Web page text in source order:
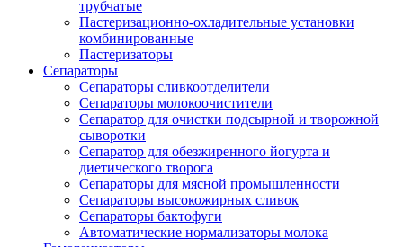
трубчатые
Пастеризационно-охладительные установки
комбинированные
Пастеризаторы
Сепараторы
Сепараторы сливкоотделители
Сепараторы молокоочистители
Сепаратор для очистки подсырной и творожной
сыворотки
Сепаратор для обезжиренного йогурта и
диетического творога
Сепараторы для мясной промышленности
Сепараторы высокожирных сливок
Сепараторы бактофуги
Автоматические нормализаторы молока